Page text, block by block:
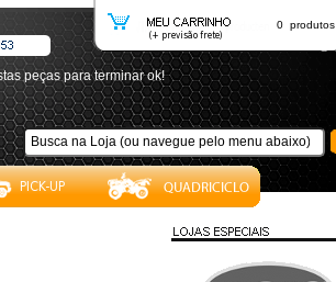
0 produtos
peças para terminar ok!